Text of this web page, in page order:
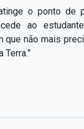
o ponto de
ao
que não mais
Terra.”